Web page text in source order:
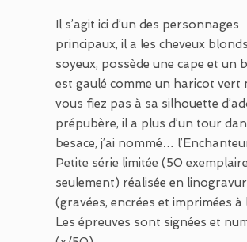
Il s’agit ici d’un des personnages
principaux, il a les cheveux
soyeux, possède une cape et un
est gaulé comme un haricot vert
vous fiez pas à sa silhouette
prépubère, il a plus d’un tour
besace, j’ai nommé…
Petite série limitée (50
seulement) réalisée en
(gravées, encrées et imprimées à
Les épreuves sont signées et